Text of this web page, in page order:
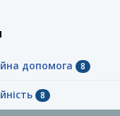
допомога 8
8